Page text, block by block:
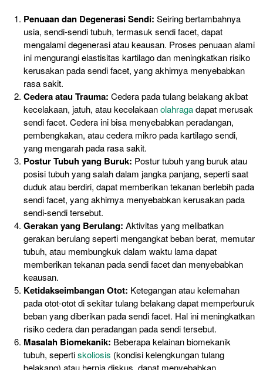
Penuaan dan Degenerasi Sendi: Seiring bertambahnya
usia, sendi-sendi tubuh, termasuk sendi facet, dapat
mengalami degenerasi atau keausan. Proses penuaan alami
ini mengurangi elastisitas kartilago dan meningkatkan risiko
kerusakan pada sendi facet, yang akhirnya menyebabkan
rasa sakit.
Cedera atau Trauma: Cedera pada tulang belakang akibat
kecelakaan, jatuh, atau kecelakaanolahragadapat merusak
sendi facet. Cedera ini bisa menyebabkan peradangan,
pembengkakan, atau cedera mikro pada kartilago sendi,
yang mengarah pada rasa sakit.
Postur Tubuh yang Buruk: Postur tubuh yang buruk atau
posisi tubuh yang salah dalam jangka panjang, seperti saat
duduk atau berdiri, dapat memberikan tekanan berlebih pada
sendi facet, yang akhirnya menyebabkan kerusakan pada
sendi-sendi tersebut.
Gerakan yang Berulang: Aktivitas yang melibatkan
gerakan berulang seperti mengangkat beban berat, memutar
tubuh, atau membungkuk dalam waktu lama dapat
memberikan tekanan pada sendi facet dan menyebabkan
keausan.
Ketidakseimbangan Otot: Ketegangan atau kelemahan
pada otot-otot di sekitar tulang belakang dapat memperburuk
beban yang diberikan pada sendi facet. Hal ini meningkatkan
risiko cedera dan peradangan pada sendi tersebut.
Masalah Biomekanik: Beberapa kelainan biomekanik
tubuh, sepertiskoliosis (kondisi kelengkungan tulang
belakang) atau hernia diskus, dapat menyebabkan